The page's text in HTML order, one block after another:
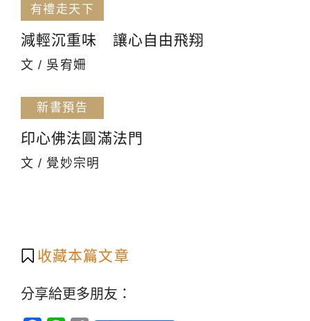
有禮走天下
減輕沉重味 讓心自由飛翔
文 / 吳宥姍
新書預告
印心佛法圓滿法門
文 / 覺妙宗明
收藏本篇文章
分享給更多朋友：